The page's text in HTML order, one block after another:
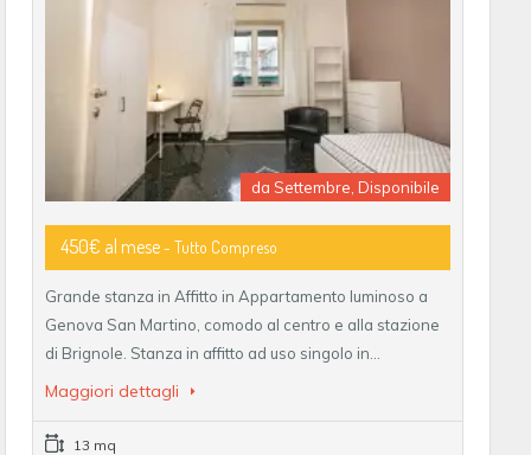
da Settembre, Disponibile
450€ al mese- Tutto Compreso
Grande stanza in Affitto in Appartamento luminoso a
Genova San Martino, comodo al centro e alla stazione
di Brignole. Stanza in affitto ad uso singolo in…
Maggiori dettagli
13 mq